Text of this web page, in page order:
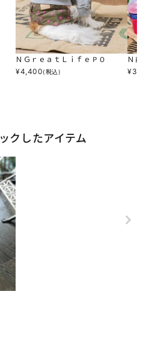
ＮＧｒｅａｔＬｉｆｅＰＯ
¥4,400(税込)
Ｎ前へ
¥3,000
クしたアイテム